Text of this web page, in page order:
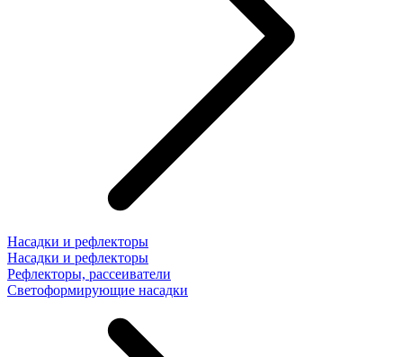
Насадки и рефлекторы
Насадки и рефлекторы
Рефлекторы, рассеиватели
Светоформирующие насадки